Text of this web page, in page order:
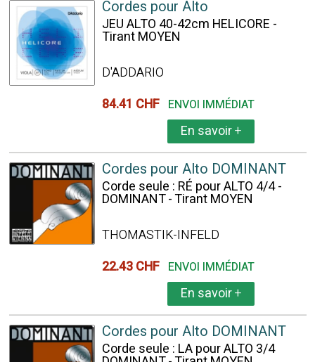
Cordes pour Alto
JEU ALTO 40-42cm HELICORE -
Tirant MOYEN
D'ADDARIO
84.41 CHF ENVOI IMMÉDIAT
En savoir+
Cordes pour Alto DOMINANT
Corde seule : RÉ pour ALTO 4/4 -
DOMINANT - Tirant MOYEN
THOMASTIK-INFELD
22.43 CHF ENVOI IMMÉDIAT
En savoir+
Cordes pour Alto DOMINANT
Corde seule : LA pour ALTO 3/4